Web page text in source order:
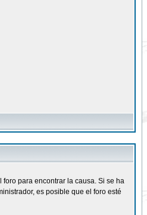
para encontrar la causa. Si se ha
es posible que el foro esté